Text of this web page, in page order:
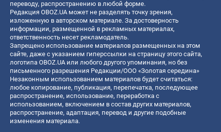
переводу, распространению в любой форме.
Редакция OBOZ.UA может не разделять точку зрения,
изложенную в авторском материале. За достоверность
информации, размещенной в рекламных материалах,
ответственность несет рекламодатель.
Запрещено использование материалов размещенных на этом
сайте, даже с указанием гиперссылки на страницу этого сайта,
логотипа OBOZ.UA или любого другого упоминания, но без
письменного разрешения Редакции/ООО «Золотая середина»
Незаконным использованием материалов будет считаться:
любое копирование, публикация, перепечатка, последующее
распространение, использование, переработка с
использованием, включением в состав других материалов,
распространение, адаптация, перевод и другие подобные
изменения материала.